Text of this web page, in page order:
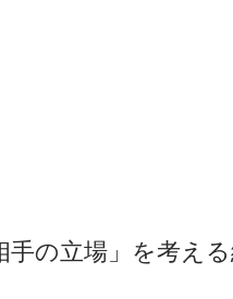
の立場」を考え